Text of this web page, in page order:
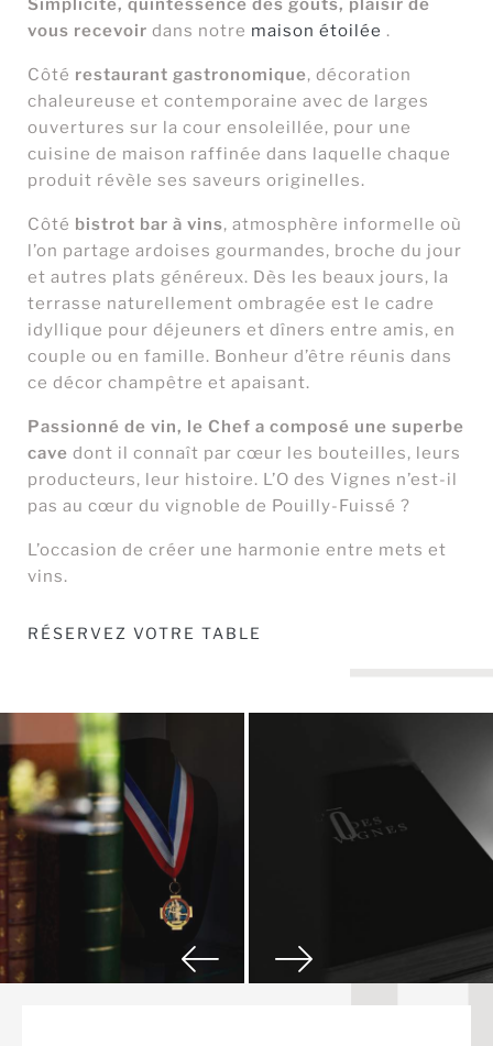
Simplicité, quintessence des goûts, plaisir de
vous recevoir dans notre maison étoilée .
Côté restaurant gastronomique, décoration
chaleureuse et contemporaine avec de larges
ouvertures sur la cour ensoleillée, pour une
cuisine de maison raffinée dans laquelle chaque
produit révèle ses saveurs originelles.
Côté bistrot bar à vins, atmosphère informelle où
l’on partage ardoises gourmandes, broche du jour
et autres plats généreux. Dès les beaux jours, la
terrasse naturellement ombragée est le cadre
idyllique pour déjeuners et dîners entre amis, en
couple ou en famille. Bonheur d’être réunis dans
ce décor champêtre et apaisant.
Passionné de vin, le Chef a composé une superbe
cave dont il connaît par cœur les bouteilles, leurs
producteurs, leur histoire. L’O des Vignes n’est-il
pas au cœur du vignoble de Pouilly-Fuissé ?
L’occasion de créer une harmonie entre mets et
vins.
RÉSERVEZ VOTRE TABLE